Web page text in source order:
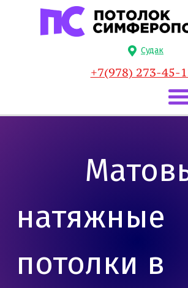
Судак
+7(978) 273-45-
натяжные
потолки в